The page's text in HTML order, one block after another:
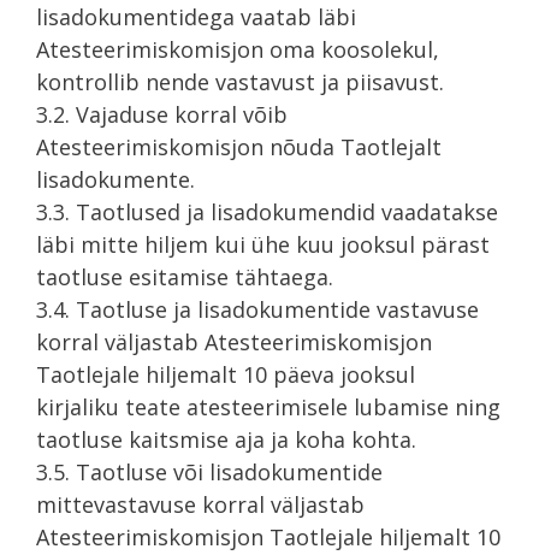
lisadokumentidega vaatab läbi
Atesteerimiskomisjon oma koosolekul,
kontrollib nende vastavust ja piisavust.
3.2. Vajaduse korral võib
Atesteerimiskomisjon nõuda Taotlejalt
lisadokumente.
3.3. Taotlused ja lisadokumendid vaadatakse
läbi mitte hiljem kui ühe kuu jooksul pärast
taotluse esitamise tähtaega.
3.4. Taotluse ja lisadokumentide vastavuse
korral väljastab Atesteerimiskomisjon
Taotlejale hiljemalt 10 päeva jooksul
kirjaliku teate atesteerimisele lubamise ning
taotluse kaitsmise aja ja koha kohta.
3.5. Taotluse või lisadokumentide
mittevastavuse korral väljastab
Atesteerimiskomisjon Taotlejale hiljemalt 10